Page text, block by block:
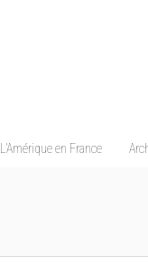
L’Amérique en France